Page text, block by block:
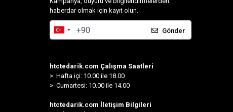
haberdar olmak için kayıt olun.
Gönder
htctedarik.com Çalışma Saatleri
> Hafta içi: 10.00 ile 18.00
> Cumartesi: 10.00 ile 14.00
htctedarik.com İletişim Bilgileri